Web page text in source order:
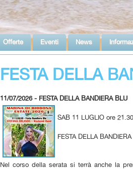
Offerte Eventi News
FESTA DELLA
11/07/2026 - FESTA DELLA BANDIERA BLU
SAB 11 LUGLIO ore
FESTA DELLA
Nel corso della serata si terrà anche la